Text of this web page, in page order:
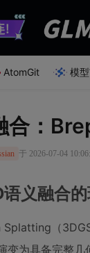
AtomGit 模
合：
于 2026-07-04
义融合
（
变为具备完整